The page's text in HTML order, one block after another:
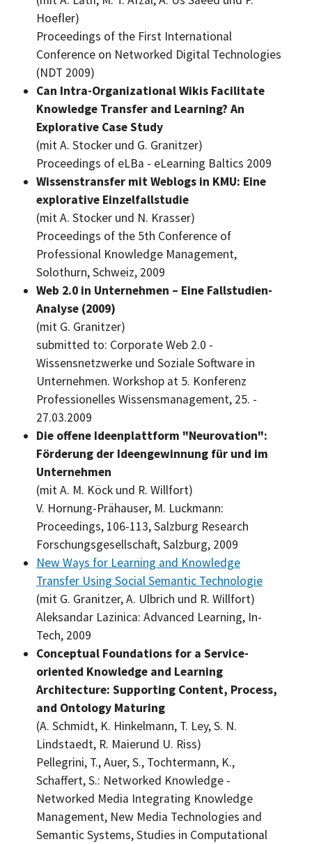
Hoefler)
Proceedings of the First International
Conference on Networked Digital Technologies
(NDT 2009)
Can Intra-Organizational Wikis Facilitate
Knowledge Transfer and Learning? An
Explorative Case Study
(mit A. Stocker und G. Granitzer)
Proceedings of eLBa - eLearning Baltics 2009
Wissenstransfer mit Weblogs in KMU: Eine
explorative Einzelfallstudie
(mit A. Stocker und N. Krasser)
Proceedings of the 5th Conference of
Professional Knowledge Management,
Solothurn, Schweiz, 2009
Web 2.0 in Unternehmen – Eine Fallstudien-
Analyse (2009)
(mit G. Granitzer)
submitted to: Corporate Web 2.0 -
Wissensnetzwerke und SozialeSoftware in
Unternehmen. Workshop at 5. Konferenz
Professionelles Wissensmanagement, 25. -
27.03.2009
Die offene Ideenplattform "Neurovation":
Förderung der Ideengewinnung für und im
Unternehmen
(mit A. M. Köck und R. Willfort)
V. Hornung-Prähauser, M. Luckmann:
Proceedings, 106-113, Salzburg Research
Forschungsgesellschaft, Salzburg, 2009
New Ways for Learning and Knowledge
Transfer Using Social Semantic Technologie
(mit G. Granitzer, A. Ulbrich und R. Willfort)
Aleksandar Lazinica: Advanced Learning, In-
Tech, 2009
Conceptual Foundations for a Service-
oriented Knowledge and Learning
Architecture: Supporting Content, Process,
and Ontology Maturing
(A. Schmidt, K. Hinkelmann, T. Ley, S. N.
Lindstaedt, R. Maierund U. Riss)
Pellegrini, T., Auer, S., Tochtermann, K.,
Schaffert, S.: Networked Knowledge -
Networked Media Integrating Knowledge
Management, New Media Technologies and
Semantic Systems, Studies in Computational